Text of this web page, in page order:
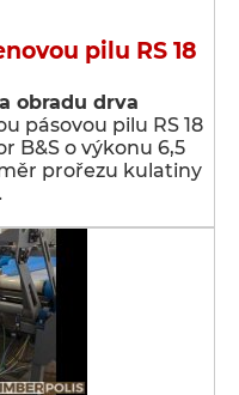
pilu RS 18
obradu drva
pásovou pilu RS 18
B&S o výkonu 6,5
prořezu kulatiny